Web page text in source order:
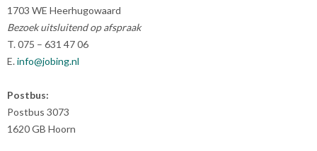
1703 WE Heerhugowaard
Bezoek uitsluitend op afspraak
T. 075 – 631 47 06
E.info@jobing.nl
Postbus:
Postbus 3073
1620 GB Hoorn